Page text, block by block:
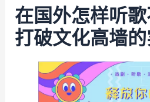
在国外怎样听歌
打破文化高墙